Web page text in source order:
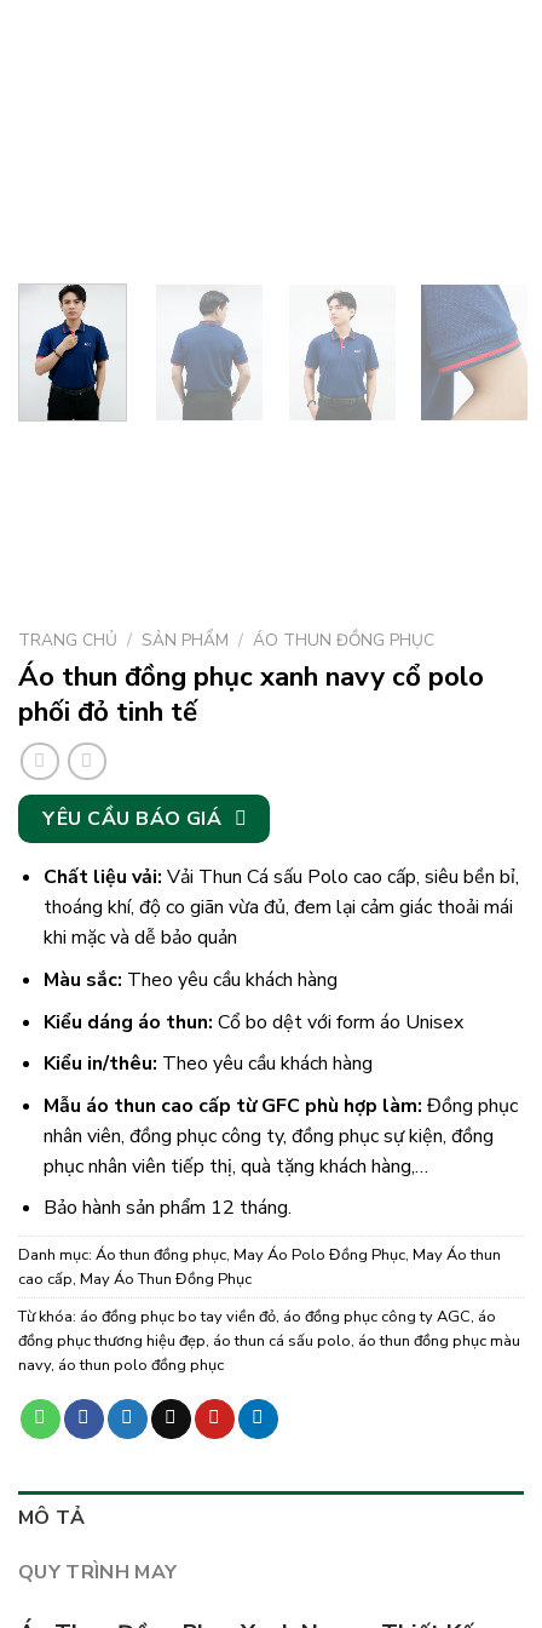
TRANG CHỦ / SẢN PHẨM / ÁO THUN ĐỒNG PHỤC
Áo thun đồng phục xanh navy cổ polo
phối đỏ tinh tế
YÊU CẦU BÁO GIÁ
Chất liệu vải: Vải Thun Cá sấu Polo cao cấp, siêu bền bỉ,
thoáng khí, độ co giãn vừa đủ, đem lại cảm giác thoải mái
khi mặc và dễ bảo quản
Màu sắc: Theo yêu cầu khách hàng
Kiểu dáng áo thun: Cổ bo dệt với form áo Unisex
Kiểu in/thêu: Theo yêu cầu khách hàng
Mẫu áo thun cao cấp từ GFC phù hợp làm: Đồng phục
nhân viên, đồng phục công ty, đồng phục sự kiện, đồng
phục nhân viên tiếp thị, quà tặng khách hàng,…
Bảo hành sản phẩm 12 tháng.
Danh mục: Áo thun đồng phục, May Áo Polo Đồng Phục, May Áo thun
cao cấp, May Áo Thun Đồng Phục
Từ khóa: áo đồng phục bo tay viền đỏ, áo đồng phục công ty AGC, áo
đồng phục thương hiệu đẹp, áo thun cá sấu polo, áo thun đồng phục màu
navy, áo thun polo đồng phục
MÔ TẢ
QUY TRÌNH MAY